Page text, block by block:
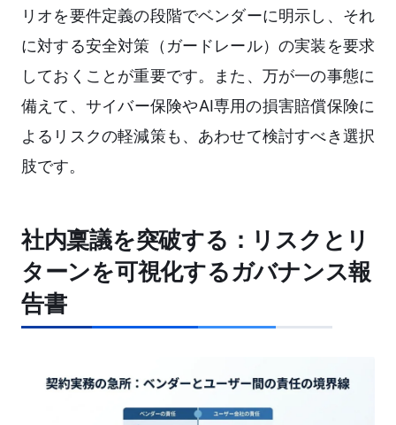
リオを要件定義の段階でベンダーに明示し、それ
に対する安全対策（ガードレール）の実装を要求
しておくことが重要です。また、万が一の事態に
備えて、サイバー保険やAI専用の損害賠償保険に
よるリスクの軽減策も、あわせて検討すべき選択
肢です。
社内稟議を突破する：リスクとリ
ターンを可視化するガバナンス報
告書